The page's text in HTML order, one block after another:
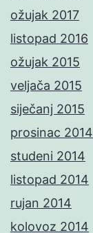
ožujak 2017
listopad 2016
ožujak 2015
veljača 2015
siječanj 2015
prosinac 2014
studeni 2014
listopad 2014
rujan 2014
kolovoz 2014